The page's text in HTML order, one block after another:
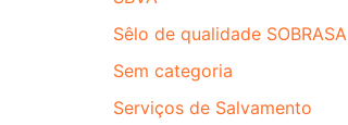
Sêlo de qualidade SOBRASA
Sem categoria
Serviços de Salvamento